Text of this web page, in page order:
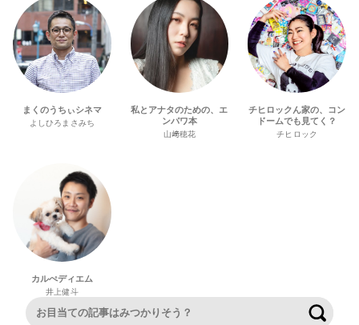
まくのうちぃシネマ
よしひろまさみち
私とアナタのための、エ
ンパワ本
山﨑穂花
チヒロックん家の、コン
ドームでも見てく？
チヒロック
カルぺディエム
井上健斗